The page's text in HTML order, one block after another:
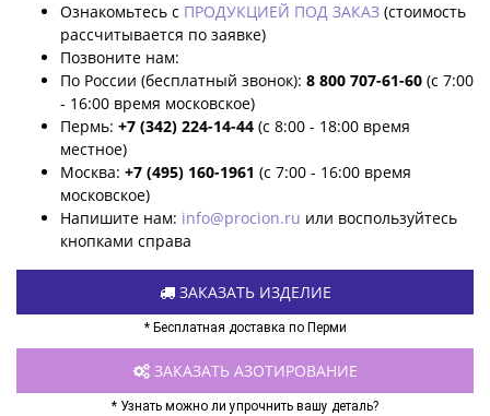
Ознакомьтесь с ПРОДУКЦИЕЙ ПОД ЗАКАЗ (стоимость
рассчитывается по заявке)
Позвоните нам:
По России (бесплатный звонок): 8 800 707-61-60 (с 7:00
- 16:00 время московское)
Пермь: +7 (342) 224-14-44 (с 8:00 - 18:00 время
местное)
Москва: +7 (495) 160-1961 (с 7:00 - 16:00 время
московское)
Напишите нам: info@procion.ru или воспользуйтесь
кнопками справа
ЗАКАЗАТЬ ИЗДЕЛИЕ
* Бесплатная доставка по Перми
ЗАКАЗАТЬ АЗОТИРОВАНИЕ
* Узнать можно ли упрочнить вашу деталь?